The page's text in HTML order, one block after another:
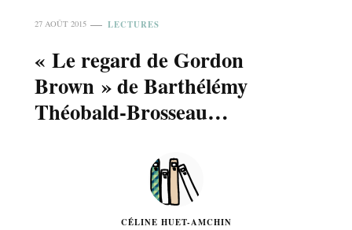
27 AOÛT 2015 LECTURES
« Le regard de Gordon
Brown » de Barthélémy
Théobald-Brosseau…
CÉLINE HUET-AMCHIN